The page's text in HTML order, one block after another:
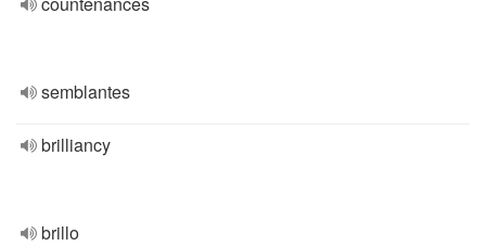
semblantes
brilliancy
brillo